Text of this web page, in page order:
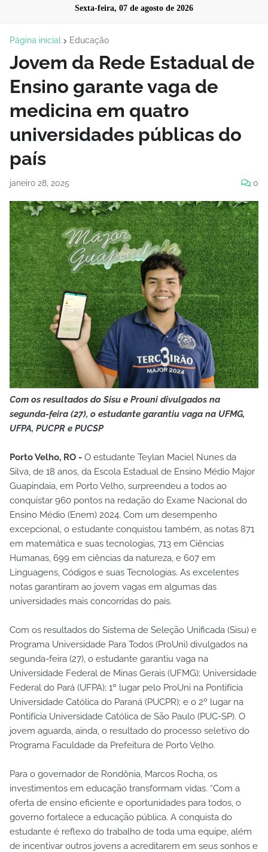
Sexta-feira, 07 de agosto de 2026
Página inicial Educação
Jovem da Rede Estadual de
Ensino garante vaga de
medicina em quatro
universidades públicas do
país
janeiro 28, 2025 0
Com os resultados do Sisu e Prouni divulgados na
segunda-feira (27), o estudante garantiu vaga na UFMG,
UFPA, PUCPR e PUCSP
Porto Velho, RO - O estudante Teylan Maciel Nunes da
Silva, de 18 anos, da Escola Estadual de Ensino Médio Major
Guapindaia, em Porto Velho, surpreendeu a todos ao
conquistar 960 pontos na redação do Exame Nacional do
Ensino Médio (Enem) 2024. Com um desempenho
excepcional, o estudante conquistou também, as notas 871
em matemática e suas tecnologias, 713 em Ciências
Humanas, 699 em ciências da natureza, e 607 em
Linguagens, Códigos e suas Tecnologias. As excelentes
notas garantiram ao jovem vagas em algumas das
universidades mais concorridas do país.
Com os resultados do Sistema de Seleção Unificada (Sisu) e
Programa Universidade Para Todos (ProUni) divulgados na
segunda-feira (27), o estudante garantiu vaga na
Universidade Federal de Minas Gerais (UFMG); Universidade
Federal do Pará (UFPA); 1º lugar pelo ProUni na Pontifícia
Universidade Católica do Paraná (PUCPR); e o 2º lugar na
Pontifícia Universidade Católica de São Paulo (PUC-SP). O
jovem aguarda, ainda, o resultado do processo seletivo do
Programa Faculdade da Prefeitura de Porto Velho.
Para o governador de Rondônia, Marcos Rocha, os
investimentos em educação transformam vidas. “Com a
oferta de ensino eficiente e oportunidades para todos, o
governo fortalece a educação pública. A conquista do
estudante é reflexo do trabalho de toda uma equipe, além
de incentivar outros jovens a acreditarem em seus sonhos e